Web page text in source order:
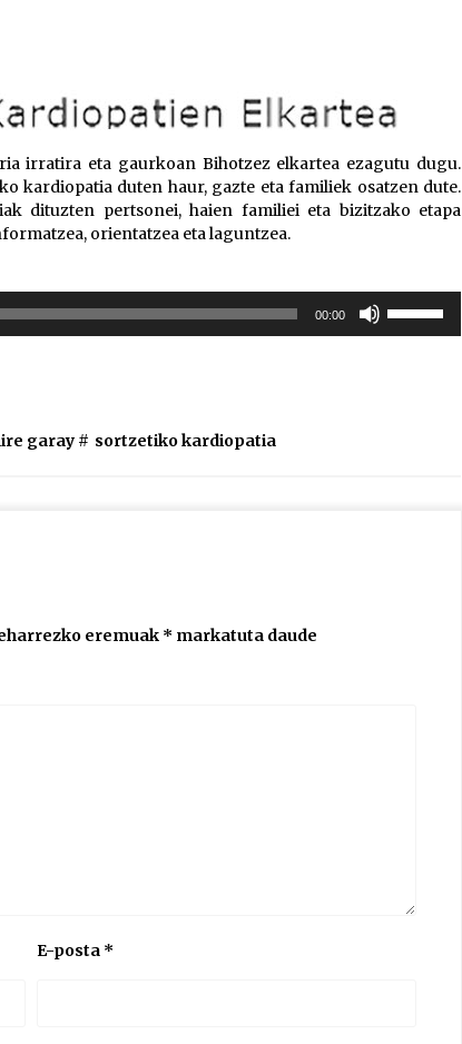
irratira eta gaurkoan Bihotzez elkartea ezagutu dugu.
kardiopatia duten haur, gazte eta familiek osatzen dute.
dituzten pertsonei, haien familiei eta bizitzako etapa
orientatzea eta laguntzea.
00:00
garay # sortzetiko kardiopatia
eremuak * markatuta daude
E-posta *